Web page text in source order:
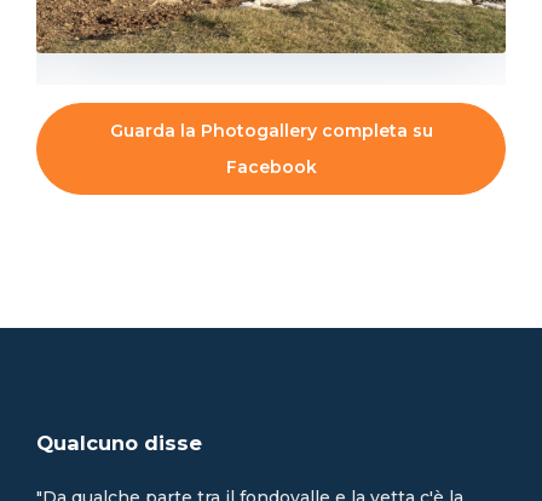
Guarda la Photogallery completa su
Facebook
Qualcuno disse